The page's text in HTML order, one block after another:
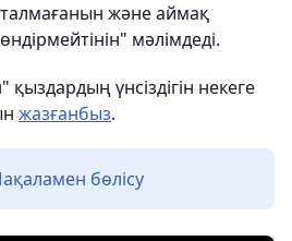
және аймақ
мәлімдеді.
қыздардың үнсіздігін некеге
жазғанбыз.
бөлісу